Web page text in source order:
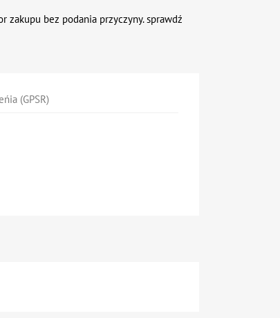
zakupu bez podania przyczyny. sprawdź
(GPSR)